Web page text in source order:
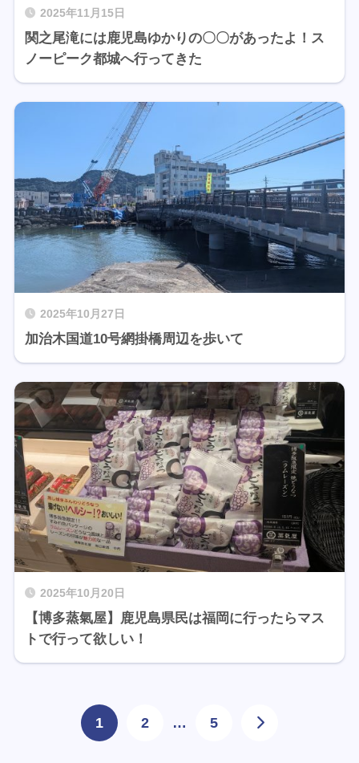
2025年11月15日
関之尾滝には鹿児島ゆかりの〇〇があったよ！ス
ノーピーク都城へ行ってきた
2025年10月27日
加治木国道10号網掛橋周辺を歩いて
2025年10月20日
【博多蒸氣屋】鹿児島県民は福岡に行ったらマス
トで行って欲しい！
1 2 … 5